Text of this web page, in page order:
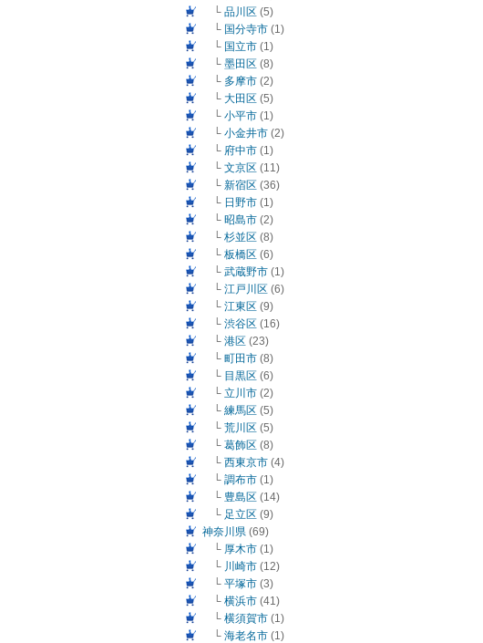
└ 品川区 (5)
└ 国分寺市 (1)
└ 国立市 (1)
└ 墨田区 (8)
└ 多摩市 (2)
└ 大田区 (5)
└ 小平市 (1)
└ 小金井市 (2)
└ 府中市 (1)
└ 文京区 (11)
└ 新宿区 (36)
└ 日野市 (1)
└ 昭島市 (2)
└ 杉並区 (8)
└ 板橋区 (6)
└ 武蔵野市 (1)
└ 江戸川区 (6)
└ 江東区 (9)
└ 渋谷区 (16)
└ 港区 (23)
└ 町田市 (8)
└ 目黒区 (6)
└ 立川市 (2)
└ 練馬区 (5)
└ 荒川区 (5)
└ 葛飾区 (8)
└ 西東京市 (4)
└ 調布市 (1)
└ 豊島区 (14)
└ 足立区 (9)
神奈川県 (69)
└ 厚木市 (1)
└ 川崎市 (12)
└ 平塚市 (3)
└ 横浜市 (41)
└ 横須賀市 (1)
└ 海老名市 (1)